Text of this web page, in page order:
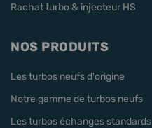
Rachat turbo & injecteur HS
NOS PRODUITS
Les turbos neufs d'origine
Notre gamme de turbos neufs
Les turbos échanges standards